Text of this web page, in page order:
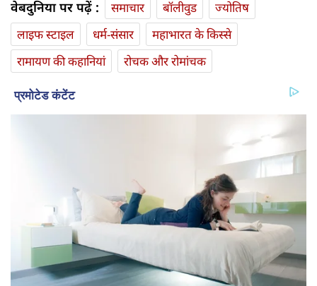
वेबदुनिया पर पढ़ें : समाचार बॉलीवुड
ज्योतिष
लाइफ स्‍टाइल
धर्म-संसार
महाभारत के किस्से
रामायण की कहानियां
रोचक और रोमांचक